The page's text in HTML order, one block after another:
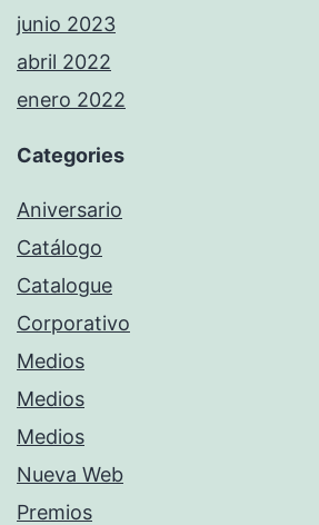
junio 2023
abril 2022
enero 2022
Categories
Aniversario
Catálogo
Catalogue
Corporativo
Medios
Medios
Medios
Nueva Web
Premios